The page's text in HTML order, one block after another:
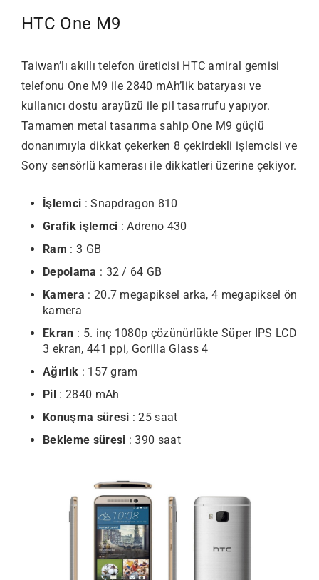
HTC One M9
Taiwan’lı akıllı telefon üreticisi HTC amiral gemisi
telefonu One M9 ile 2840 mAh’lik bataryası ve
kullanıcı dostu arayüzü ile pil tasarrufu yapıyor.
Tamamen metal tasarıma sahip One M9 güçlü
donanımıyla dikkat çekerken 8 çekirdekli işlemcisi ve
Sony sensörlü kamerası ile dikkatleri üzerine çekiyor.
İşlemci : Snapdragon 810
Grafik işlemci : Adreno 430
Ram : 3 GB
Depolama : 32 / 64 GB
Kamera : 20.7 megapiksel arka, 4 megapiksel ön
kamera
Ekran : 5. inç 1080p çözünürlükte Süper IPS LCD
3 ekran, 441 ppi, Gorilla Glass 4
Ağırlık : 157 gram
Pil: 2840 mAh
Konuşma süresi : 25 saat
Bekleme süresi : 390 saat